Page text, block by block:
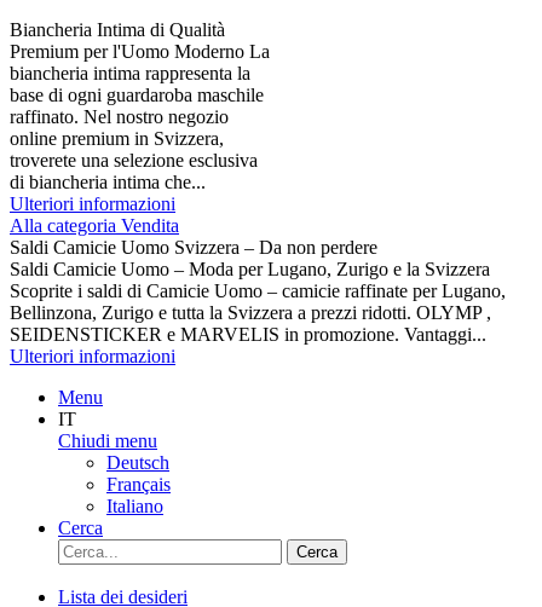
Biancheria Intima di Qualità
Premium per l'Uomo Moderno La
biancheria intima rappresenta la
base di ogni guardaroba maschile
raffinato. Nel nostro negozio
online premium in Svizzera,
troverete una selezione esclusiva
di biancheria intima che...
Ulteriori informazioni
Alla categoria Vendita
Saldi Camicie Uomo Svizzera – Da non perdere
Saldi Camicie Uomo – Moda per Lugano, Zurigo e la Svizzera
Scoprite i saldi di Camicie Uomo – camicie raffinate per Lugano,
Bellinzona, Zurigo e tutta la Svizzera a prezzi ridotti. OLYMP ,
SEIDENSTICKER e MARVELIS in promozione. Vantaggi...
Ulteriori informazioni
Menu
IT
Chiudi menu
Deutsch
Français
Italiano
Cerca
Cerca
Lista dei desideri